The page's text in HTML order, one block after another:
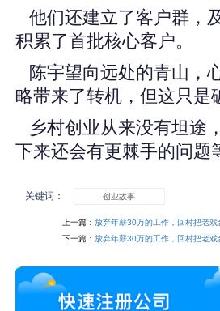
他们还建立了客户群，
积累了首批核心客户。
陈宇望向远处的青山，
略带来了转机，但这只是
乡村创业从来没有坦途
下来还会有更棘手的问题
关键词： 创业故事
上一篇： 放弃年薪30万的工作，回村把老戏
下一篇： 放弃年薪30万的工作，回村把老戏